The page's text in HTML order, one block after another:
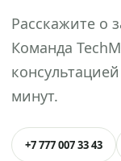
Расскажите о
Команда
минут.
+7 777 007 33 43